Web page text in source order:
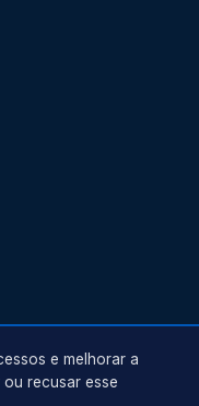
e melhorar a
recusar esse